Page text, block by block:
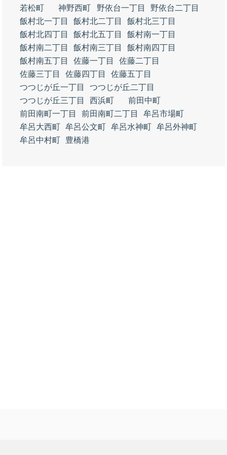
若松町
神野西町 野依台一丁目
野依台二丁目
飯村北一丁目
飯村北二丁目
飯村北三丁目
飯村北四丁目
飯村北五丁目
飯村南一丁目
飯村南二丁目
飯村南三丁目
飯村南四丁目
飯村南五丁目
佐藤一丁目
佐藤二丁目
佐藤三丁目
佐藤四丁目
佐藤五丁目
つつじが丘一丁目
つつじが丘二丁目
つつじが丘三丁目
西浜町
前田中町
前田南町一丁目
前田南町二丁目
牟呂市場町
牟呂大西町 牟呂公文町 牟呂水神町 牟呂外神町
牟呂中村町
豊橋港